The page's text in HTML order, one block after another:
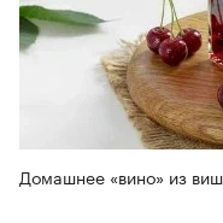
Домашнее «вино» из